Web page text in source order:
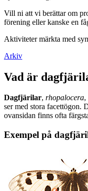
Vill ni att vi berättar om
förening eller kanske en
Aktiviteter märkta med
Arkiv
Vad är
Dagfjärilar, rhopalocera,
ser med stora facettögon.
ovansidan finns ofta
Exempel på